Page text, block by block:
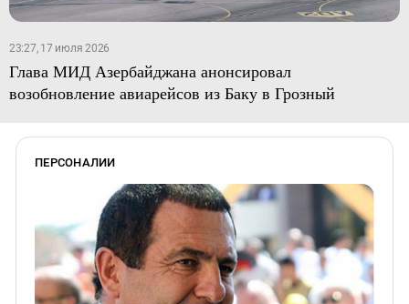
23:27, 17 июля 2026
Глава МИД Азербайджана анонсировал
возобновление авиарейсов из Баку в Грозный
ПЕРСОНАЛИИ